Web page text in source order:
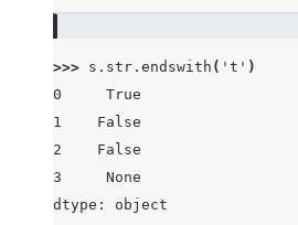
>>> s . str . endswith ( 't' )
0     True
1    False
2    False
3     None
dtype: object